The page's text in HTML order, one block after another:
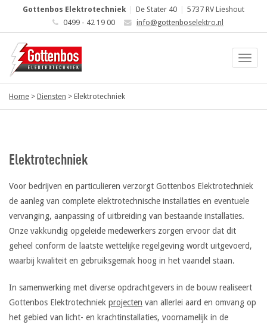
Gottenbos Elektrotechniek De Stater 40
5737 RV Lieshout
0499 - 42 19 00
info@gottenboselektro.nl
Home > Diensten > Elektrotechniek
Elektrotechniek
Voor bedrijven en particulieren verzorgt Gottenbos Elektrotechniek
de aanleg van complete elektrotechnische installaties en eventuele
vervanging, aanpassing of uitbreiding van bestaande installaties.
Onze vakkundig opgeleide medewerkers zorgen ervoor dat dit
geheel conform de laatste wettelijke regelgeving wordt uitgevoerd,
waarbij kwaliteit en gebruiksgemak hoog in het vaandel staan.
In samenwerking met diverse opdrachtgevers in de bouw realiseert
Gottenbos Elektrotechniek projecten van allerlei aard en omvang op
het gebied van licht- en krachtinstallaties, voornamelijk in de